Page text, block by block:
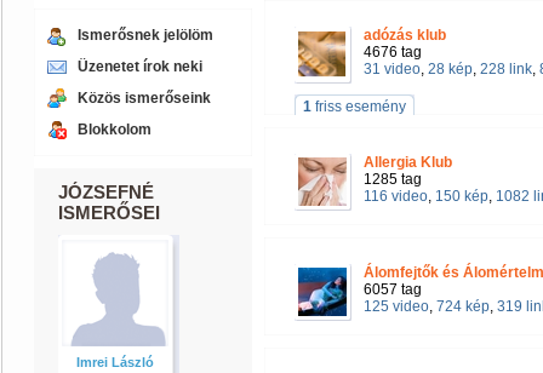
Ismerősnek jelölöm
Üzenetet írok neki
Közös ismerőseink
Blokkolom
JÓZSEFNÉ
ISMERŐSEI
Imrei László
adózás klub
4676 tag
31 video, 28 kép, 228 link,
1 friss esemény
Allergia Klub
1285 tag
116 video, 150 kép, 1082
Álomfejtők és
6057 tag
125 video, 724 kép, 319